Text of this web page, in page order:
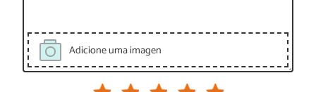
Adicione uma imagen